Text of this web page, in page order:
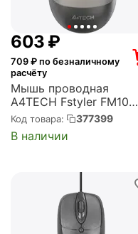
‍603‍ ₽
709 ₽ по безналичному
расчёту
Мышь проводная
A4TECH Fstyler FM10
USB, 1600 dpi,
оптическая, чёрная с
серым (FM10 GREY)
Код товара: 377399
В наличии